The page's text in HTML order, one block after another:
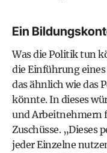
Ein
Was die Politik tun
die Einführung
das ähnlich wie das
könnte. In dieses
und Arbeitnehmern
Zuschüsse. „Dieses
jeder Einzelne